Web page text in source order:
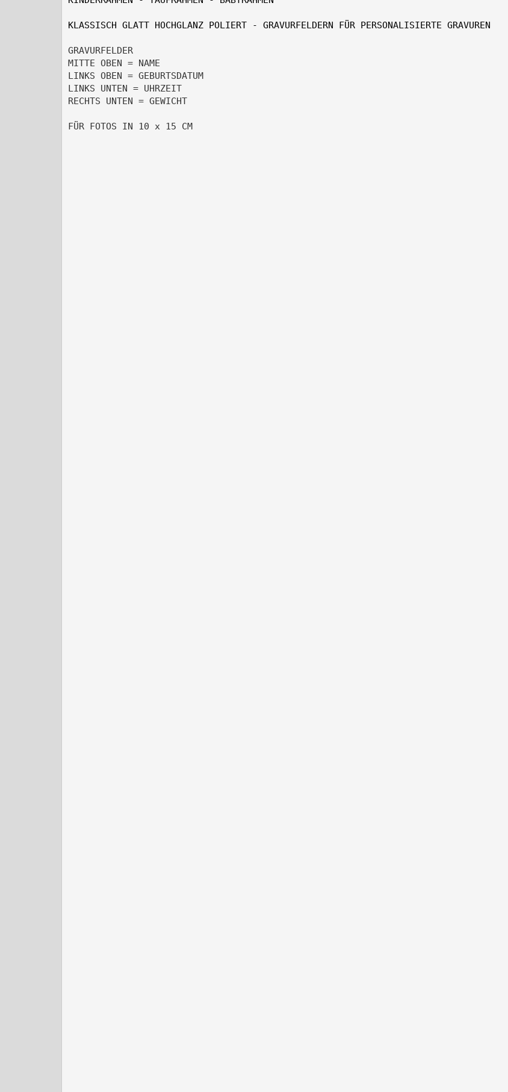
KLASSISCH GLATT HOCHGLANZ POLIERT - GRAVURFELDERN FÜR PERSONALISIERTE GRAVUREN
GRAVURFELDER
MITTE OBEN = NAME
LINKS OBEN = GEBURTSDATUM
LINKS UNTEN = UHRZEIT
RECHTS UNTEN = GEWICHT
FÜR FOTOS IN 10 x 15 CM